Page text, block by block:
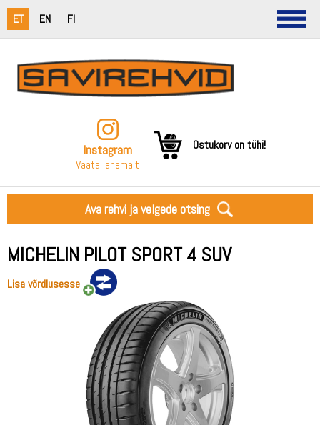
ET EN FI
Instagram
Vaata lähemalt
Ostukorv on tühi!
Ava rehvi ja velgede otsing
MICHELIN PILOT SPORT 4 SUV
Lisa võrdlusesse